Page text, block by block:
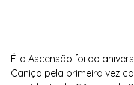
Élia Ascensão foi ao
Caniço pela primeira vez